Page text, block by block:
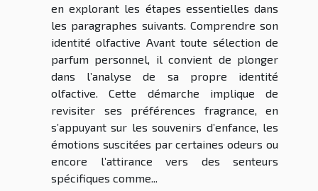
en explorant les étapes essentielles dans
les paragraphes suivants. Comprendre son
identité olfactive Avant toute sélection de
parfum personnel, il convient de plonger
dans l’analyse de sa propre identité
olfactive. Cette démarche implique de
revisiter ses préférences fragrance, en
s’appuyant sur les souvenirs d’enfance, les
émotions suscitées par certaines odeurs ou
encore l’attirance vers des senteurs
spécifiques comme...